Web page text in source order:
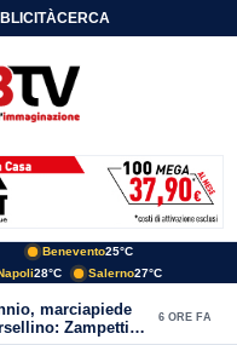
CERCA
Benevento25°C
28°C Salerno27°C
marciapiede
Zampetti e
6 ORE FA